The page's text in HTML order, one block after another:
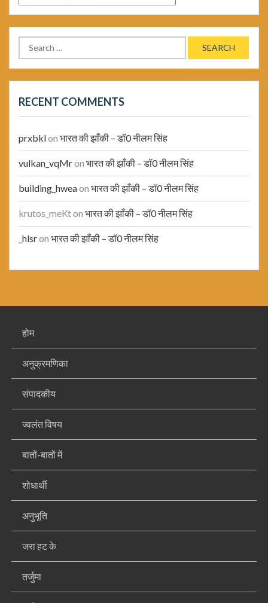
Search
for:
RECENT COMMENTS
prxbklon भारत की झाँकी – डॉ0 नीलम सिंह
vulkan_vqMron भारत की झाँकी – डॉ0 नीलम सिंह
building_hweaon भारत की झाँकी – डॉ0 नीलम सिंह
krutos_meKton भारत की झाँकी – डॉ0 नीलम सिंह
_hlsron भारत की झाँकी – डॉ0 नीलम सिंह
होम
अनुक्रमणिका
संपादकीय
ज्वलंत विषय
बातों-बातों में
शोधार्थी
अनुभूति
जरा हट के
तर्जुमा